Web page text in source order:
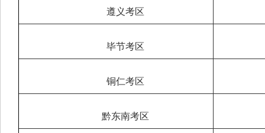
遵义考区
毕节考区
铜仁考区
黔东南考区